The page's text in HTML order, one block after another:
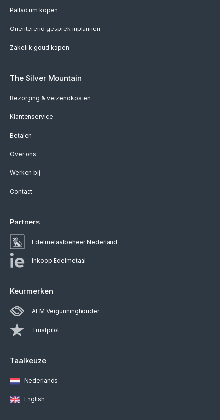
Palladium kopen
Oriënterend gesprek inplannen
Zakelijk goud kopen
The Silver Mountain
Bezorging & verzendkosten
Klantenservice
Betalen
Over ons
Werken bij
Contact
Partners
Edelmetaalbeheer Nederland
Inkoop Edelmetaal
Keurmerken
AFM Vergunninghouder
Trustpilot
Taalkeuze
Nederlands
English